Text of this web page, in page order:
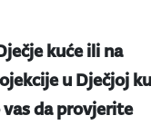
kuće ili na
u Dječjoj
da provjerite